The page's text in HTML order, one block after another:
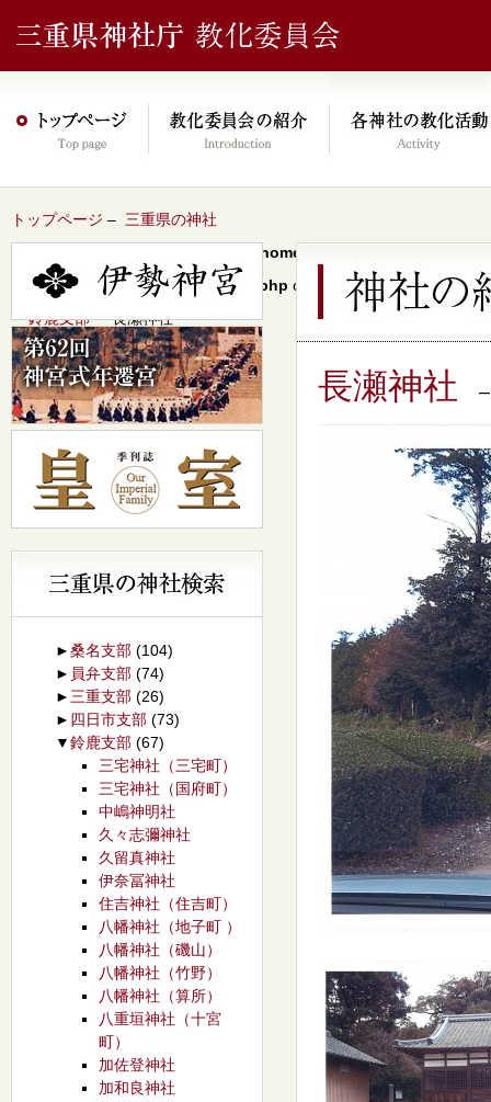
トップページ – 三重県の神社
/home/xs046278/mie-
content/themes/jinja2022/header.php on line
64
–鈴鹿支部– 長瀬神社
長瀬神社
►桑名支部 (104)
► 員弁支部 (74)
► 三重支部 (26)
► 四日市支部 (73)
▼鈴鹿支部 (67)
三宅神社（三宅町）
三宅神社（国府町）
中嶋神明社
久々志彌神社
久留真神社
伊奈冨神社
住吉神社（住吉町）
八幡神社（地子町 ）
八幡神社（磯山）
八幡神社（竹野）
八幡神社（算所）
八重垣神社（十宮
町）
加佐登神社
加和良神社